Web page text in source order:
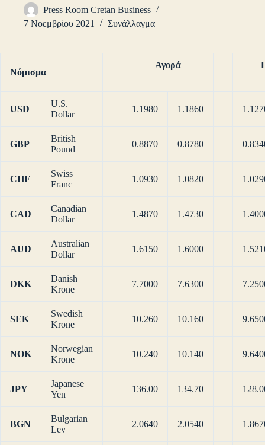
Press Room Cretan Business
7 Νοεμβρίου 2021
Συνάλλαγμα
Νόμισμα
Αγορά
USD
U.S.
Dollar
1.1980 1.1860
GBP
British
Pound
0.8870 0.8780
CHF
Swiss
Franc
1.0930 1.0820
CAD
Canadian
Dollar
1.4870 1.4730
AUD
Australian
Dollar
1.6150 1.6000
DKK
Danish
Krone
7.7000 7.6300
SEK
Swedish
Krone
10.260 10.160
NOK
Norwegian
Krone
10.240 10.140
JPY
Japanese
Yen
136.00 134.70
BGN
Bulgarian
Lev
2.0640 2.0540